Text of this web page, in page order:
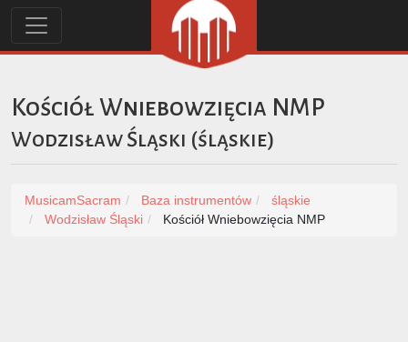
Kościół Wniebowzięcia NMP
Wodzisław Śląski (śląskie)
MusicamSacram Baza instrumentów
śląskie
Wodzisław Śląski
Kościół Wniebowzięcia NMP